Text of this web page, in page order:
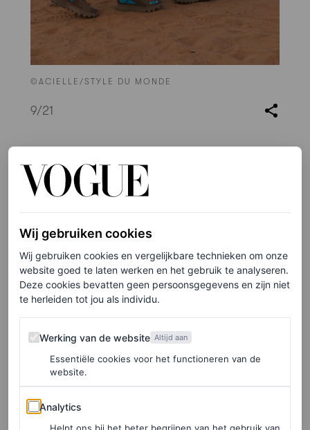
©ACIELLE/STYLE DU MONDE
9/21
©ACIELLE/STYLE DU MONDE
10
Wij gebruiken cookies
Wij gebruiken cookies en vergelijkbare technieken om onze
website goed te laten werken en het gebruik te analyseren.
Deze cookies bevatten geen persoonsgegevens en zijn niet
te herleiden tot jou als individu.
Werking van de website
Werking van de website Altijd aan
Essentiële cookies voor het functioneren van de
website.
Analytics
Analytics